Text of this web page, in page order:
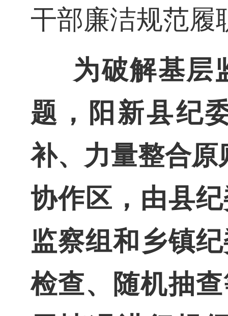
干部廉洁规范履
为破解基层
题，阳新县纪
补、力量整合原
协作区，由县
监察组和乡镇
检查、随机抽